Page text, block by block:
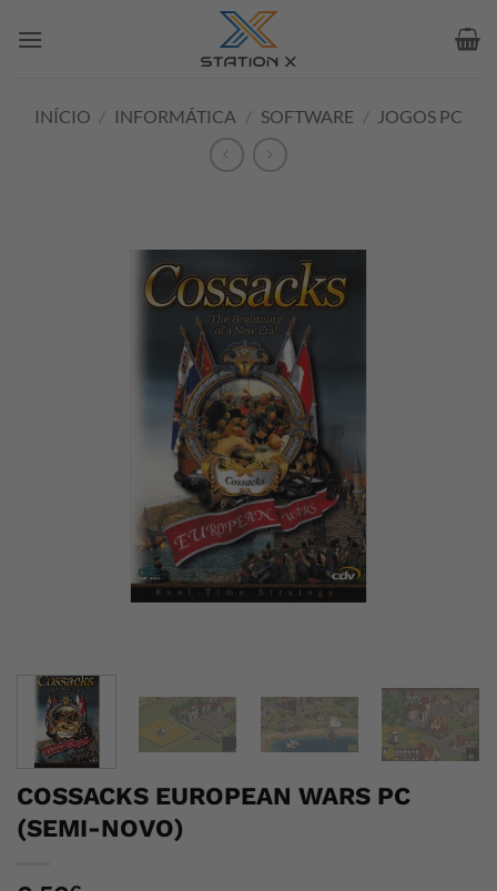
INÍCIO / INFORMÁTICA / SOFTWARE / JOGOS PC
COSSACKS EUROPEAN WARS PC
(SEMI-NOVO)